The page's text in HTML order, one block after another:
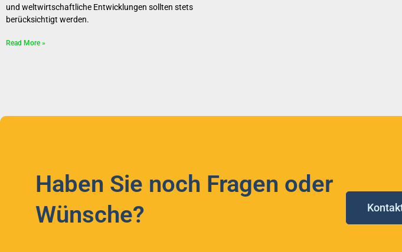
und weltwirtschaftliche Entwicklungen sollten stets
berücksichtigt werden.
Read More »
Haben Sie noch Fragen oder
Wünsche?